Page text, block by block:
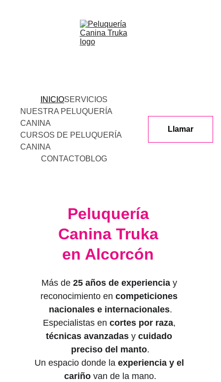
INICIOSERVICIOS
NUESTRA PELUQUERÍA
CANINA
CURSOS DE PELUQUERÍA
CANINA
CONTACTOBLOG
Llamar
Más de 25 años de experiencia y
reconocimiento en competiciones
nacionales e internacionales.
Especialistas en cortes por raza,
técnicas avanzadas y cuidado
preciso del manto.
Un espacio donde la experiencia y el
cariño van de la mano.
Peluquería
Canina Truka
en Alcorcón